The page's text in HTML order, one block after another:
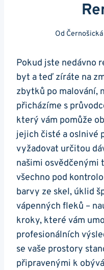
Od
Pokud jste nedávno
byt a teď zíráte na
zbytků po malování,
přicházíme s
který vám pomůže
jejich čisté a oslnivé
vyžadovat určitou
našimi
všechno pod
barvy ze skel, úklid
vápenných fleků –
kroky, které vám
profesionálních
se vaše prostory
připravenými k